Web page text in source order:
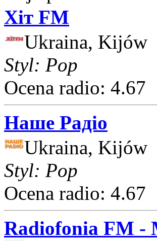
Хіт FM
Ukraina, Kijów
Styl: Pop
Ocena radio: 4.67
Наше Радіо
Ukraina, Kijów
Styl: Pop
Ocena radio: 4.67
Radiofonia FM -